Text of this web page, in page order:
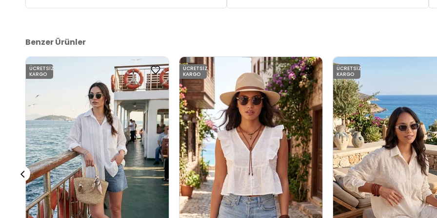
Benzer Ürünler
ÜCRETSIZ
KARGO
ÜCRETSIZ
KARGO
ÜCRETSIZ
KARGO